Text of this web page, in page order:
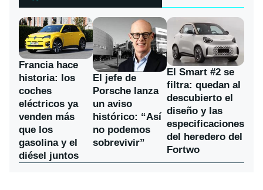
Francia hace
historia: los
coches
eléctricos ya
venden más
que los
gasolina y el
diésel juntos
El jefe de
Porsche lanza
un aviso
histórico: “Así
no podemos
sobrevivir”
El Smart #2 se
filtra: quedan al
descubierto el
diseño y las
especificaciones
del heredero del
Fortwo